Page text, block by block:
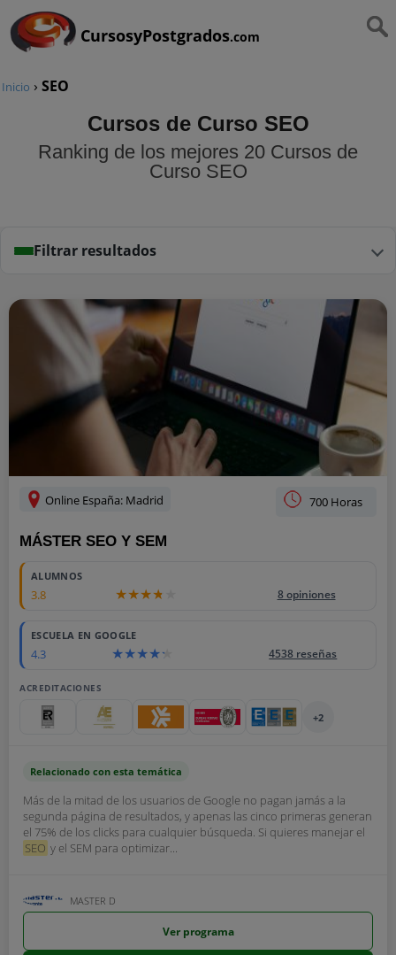
CursosyPostgrados.com
Inicio › SEO
Cursos de Curso SEO
Ranking de los mejores 20 Cursos de
Curso SEO
Filtrar resultados
Online España: Madrid 700 Horas
MÁSTER SEO Y SEM
ALUMNOS
3.8 8 opiniones
ESCUELA EN GOOGLE
4.3 4538 reseñas
ACREDITACIONES
+2
Relacionado con esta temática
Más de la mitad de los usuarios de Google no pagan jamás a la
segunda página de resultados, y apenas las cinco primeras generan
el 75% de los clicks para cualquier búsqueda. Si quieres manejar el
SEO y el SEM para optimizar...
MASTER D
Ver programa